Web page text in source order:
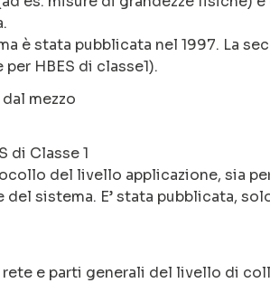
è stata pubblicata nel 1997. La
HBES di classe1).
mezzo
di Classe 1
del livello applicazione, sia
sistema. E’ stata pubblicata,
e parti generali del livello di